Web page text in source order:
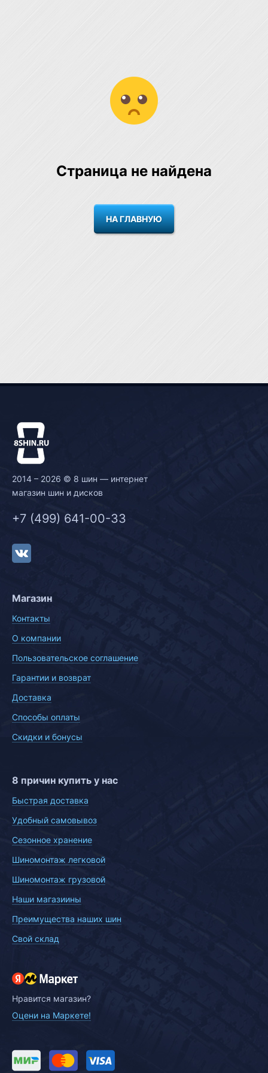
Страница не найдена
НА ГЛАВНУЮ
2014 – 2026 © 8 шин — интернет
магазин шин и дисков
+7 (499) 641-00-33
Магазин
Контакты
О компании
Пользовательское соглашение
Гарантии и возврат
Доставка
Способы оплаты
Скидки и бонусы
8 причин купить у нас
Быстрая доставка
Удобный самовывоз
Сезонное хранение
Шиномонтаж легковой
Шиномонтаж грузовой
Наши магазиины
Преимущества наших шин
Свой склад
Нравится магазин?
Оцени на Маркете!